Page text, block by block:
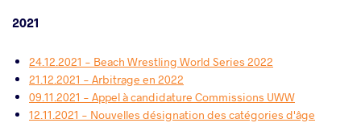
2021
24.12.2021 - Beach Wrestling World Series 2022
21.12.2021 - Arbitrage en 2022
09.11.2021 - Appel à candidature Commissions UWW
12.11.2021 - Nouvelles désignation des catégories d'âge